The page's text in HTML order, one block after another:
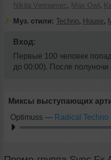
Nikita Vietnamec, Max Owl,
Муз. стили: Techno, House,
Вход:
Первые 100 человек
до 00:00). После
Миксы выступающих
Optimuss — Radical